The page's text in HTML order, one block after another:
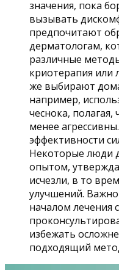
значения, пока
вызывать
предпочитают
дерматологам,
различные
криотерапия или
же выбирают
например,
чеснока,
менее
эффективности
Некоторые люди
опытом,
исчезли, в то
улучшений.
началом лечения
избежать
подходящий